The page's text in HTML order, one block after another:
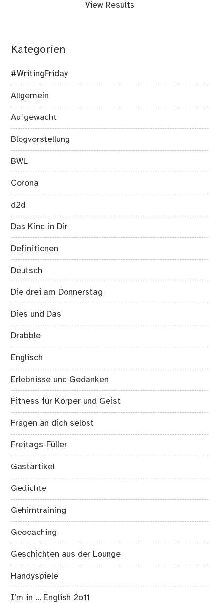
View Results
Kategorien
#WritingFriday
Allgemein
Aufgewacht
Blogvorstellung
BWL
Corona
d2d
Das Kind in Dir
Definitionen
Deutsch
Die drei am Donnerstag
Dies und Das
Drabble
Englisch
Erlebnisse und Gedanken
Fitness für Körper und Geist
Fragen an dich selbst
Freitags-Füller
Gastartikel
Gedichte
Gehirntraining
Geocaching
Geschichten aus der Lounge
Handyspiele
I’m in … English 2o11